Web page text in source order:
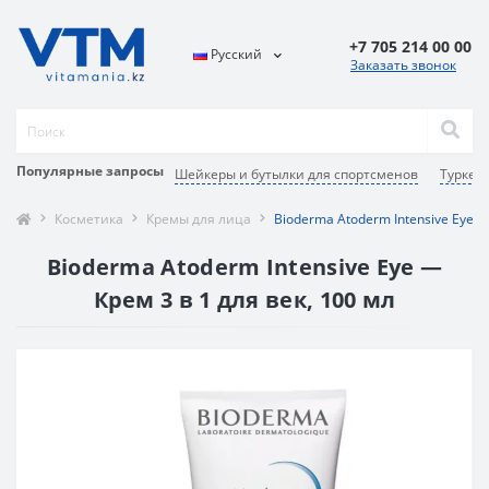
Популярные запросы Шейкеры и бутылки для спортсменов
Русский +7 705 214 00 00
Заказать звонок
Косметика Кремы для лица Bioderma Atoderm Intensive Eye
Bioderma Atoderm Intensive Eye —
Крем 3 в 1 для век, 100 мл